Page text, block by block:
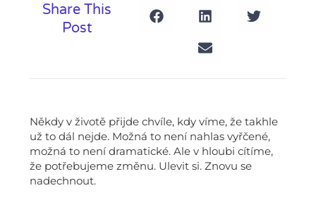
Share This
Post
Někdy v životě přijde chvíle, kdy víme, že takhle
už to dál nejde. Možná to není nahlas vyřčené,
možná to není dramatické. Ale v hloubi cítíme,
že potřebujeme změnu. Ulevit si. Znovu se
nadechnout.